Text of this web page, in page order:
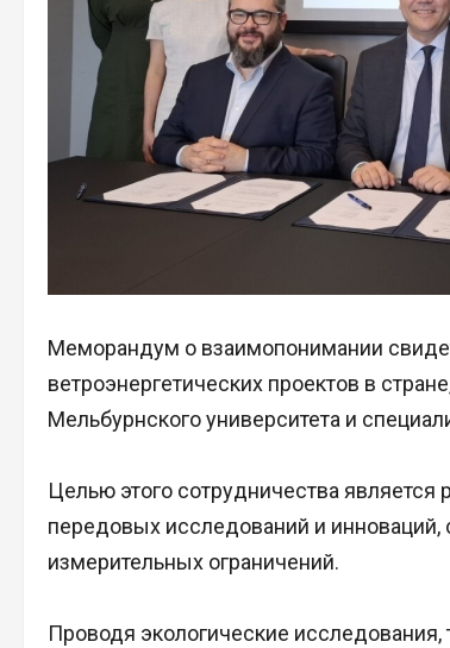
Меморандум о взаимопонимании
ветроэнергетических проектов в
Мельбурнского университета и
Целью этого сотрудничества
передовых исследований и
измерительных ограничений.
Проводя экологические исследования,